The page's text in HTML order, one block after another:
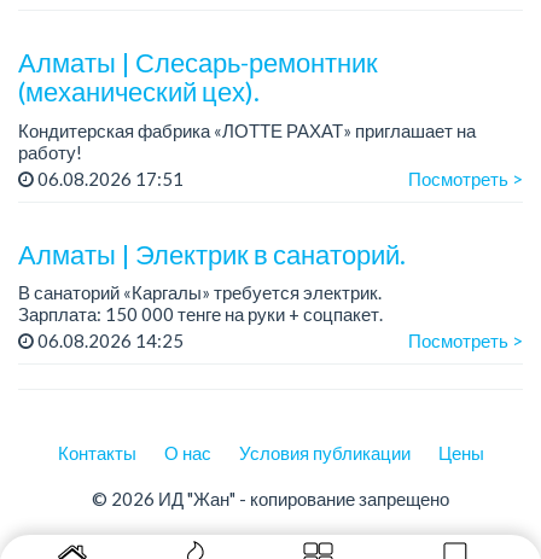
Алматы | Слесарь-ремонтник
(механический цех).
Кондитерская фабрика «ЛОТТЕ РАХАТ» приглашает на
работу!
График работы: сменный.
06.08.2026 17:51 Посмотреть >
Алматы | Электрик в санаторий.
В санаторий «Каргалы» требуется электрик.
Зарплата: 150 000 тенге на руки + соцпакет.
График работы: 6/1, c 09.00 до 17.00; в субботу с 09.00 до
06.08.2026 14:25 Посмотреть >
Контакты О нас Условия публикации Цены
© 2026 ИД "Жан" - копирование запрещено